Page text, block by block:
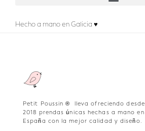
Hecho a mano en Galicia ♥
Petit Poussin ® lleva ofreciendo desde
2018 prendas únicas hechas a mano en
España con la mejor calidad y diseño.